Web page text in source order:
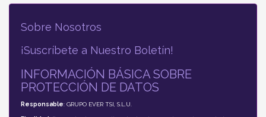
Sobre Nosotros
¡Suscríbete a Nuestro Boletín!
INFORMACIÓN BÁSICA SOBRE
PROTECCIÓN DE DATOS
Responsable: GRUPO EVER TSI, S.L.U.